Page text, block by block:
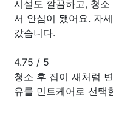
시설도 깔끔하고, 청
서 안심이 됐어요. 자
갔습니다.
4.75 / 5
청소 후 집이 새처럼
유를 민트케어로 선택